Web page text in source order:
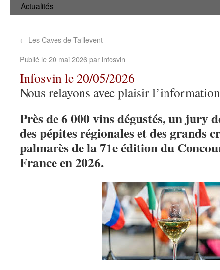
Actualités
← Les Caves de Taillevent
Publié le20 mai 2026par infosvin
Infosvin le 20/05/2026
Nous relayons avec plaisir
Près de 6 000 vins dégustés, un jury
des pépites régionales et des grands
palmarès de la 71e édition du
France en 2026.